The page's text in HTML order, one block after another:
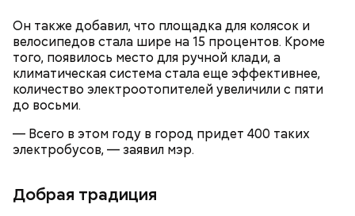
Он также добавил, что площадка для колясок и
велосипедов стала шире на 15 процентов. Кроме
того, появилось место для ручной клади, а
климатическая система стала еще эффективнее,
количество электроотопителей увеличили с пяти
до восьми.
— Всего в этом году в город придет 400 таких
электробусов, — заявил мэр.
Добрая традиция